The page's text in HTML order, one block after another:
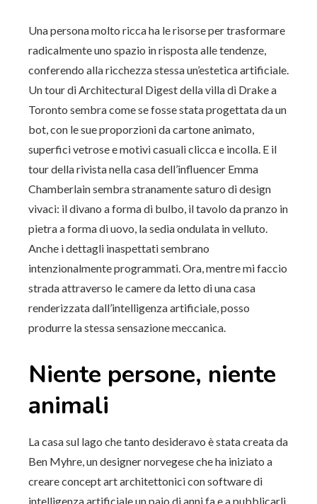
Una persona molto ricca ha le risorse per trasformare
radicalmente uno spazio in risposta alle tendenze,
conferendo alla ricchezza stessa un’estetica artificiale.
Un tour di Architectural Digest della villa di Drake a
Toronto sembra come se fosse stata progettata da un
bot, con le sue proporzioni da cartone animato,
superfici vetrose e motivi casuali clicca e incolla. E il
tour della rivista nella casa dell’influencer Emma
Chamberlain sembra stranamente saturo di design
vivaci: il divano a forma di bulbo, il tavolo da pranzo in
pietra a forma di uovo, la sedia ondulata in velluto.
Anche i dettagli inaspettati sembrano
intenzionalmente programmati. Ora, mentre mi faccio
strada attraverso le camere da letto di una casa
renderizzata dall’intelligenza artificiale, posso
produrre la stessa sensazione meccanica.
Niente persone, niente
animali
La casa sul lago che tanto desideravo è stata creata da
Ben Myhre, un designer norvegese che ha iniziato a
creare concept art architettonici con software di
intelligenza artificiale un paio di anni fa e a pubblicarli